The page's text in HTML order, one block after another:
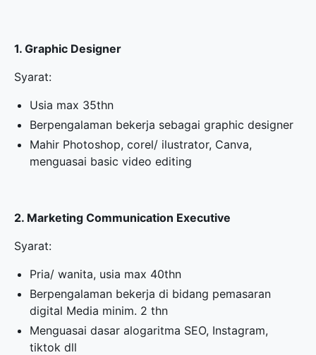
1. Graphic Designer
Syarat:
Usia max 35thn
Berpengalaman bekerja sebagai graphic designer
Mahir Photoshop, corel/ ilustrator, Canva,
menguasai basic video editing
2. Marketing Communication Executive
Syarat:
Pria/ wanita, usia max 40thn
Berpengalaman bekerja di bidang pemasaran
digital Media minim. 2 thn
Menguasai dasar alogaritma SEO, Instagram,
tiktok dll